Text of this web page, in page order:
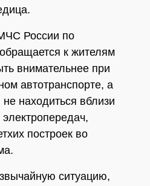
России по
к жителям
внимательнее при
автотранспорте, а
находиться вблизи
построек во
ситуацию,